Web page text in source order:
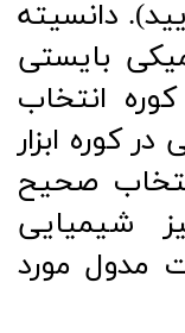
فرمایید). دانسیته
بایستی
انتخاب
کوره ابزار
صحیح
شیمیایی
مدول مورد